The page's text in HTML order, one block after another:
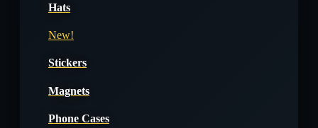
Hats
New!
Stickers
Magnets
Phone Cases